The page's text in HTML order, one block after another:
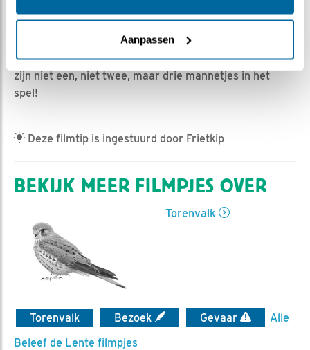
Aanpassen
Ella de Wit | Geplaatst op 2 april 2025, 9:18 |
Vind ik
Bewaar dit filmpje|
271x
Er is bij de torenvalken flink wat drama! Wat blijkt, er
zijn niet een, niet twee, maar drie mannetjes in het
spel!
Deze filmtip is ingestuurd door Frietkip
BEKIJK MEER FILMPJES OVER
Torenvalk
Torenvalk Bezoek Gevaar
Alle
Beleef de Lente filmpjes